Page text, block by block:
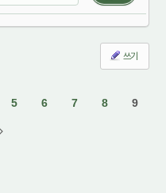
쓰기
5 6 7 8 9